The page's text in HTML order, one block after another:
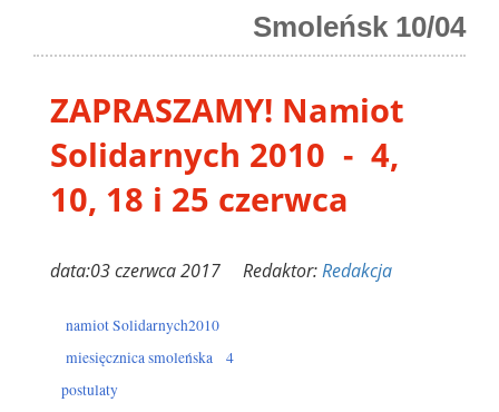
Smoleńsk 10/04
ZAPRASZAMY! Namiot
Solidarnych 2010 - 4,
10, 18 i 25 czerwca
data:03 czerwca 2017 Redaktor:Redakcja
namiot Solidarnych2010
miesięcznica smoleńska
4
postulaty